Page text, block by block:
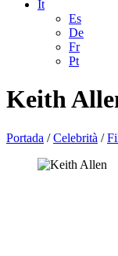
It
Es
De
Fr
Pt
Keith
Portada /Celebrità /